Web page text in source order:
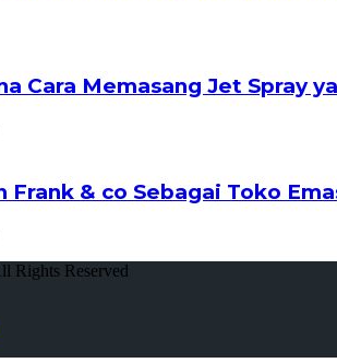
Cara Memasang Jet Spray
Frank & co Sebagai Toko
Rights Reserved